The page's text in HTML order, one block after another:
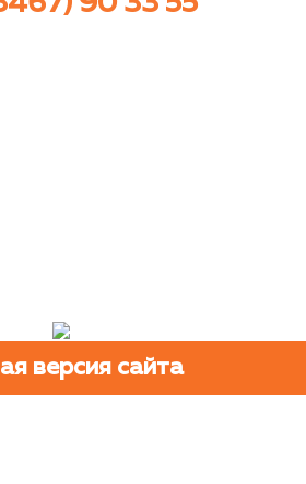
версия сайта